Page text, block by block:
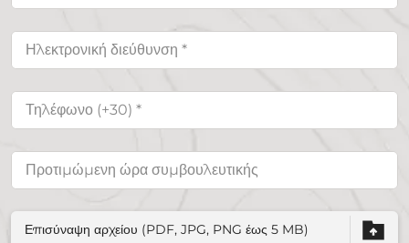
Επισύναψη αρχείου (PDF, JPG, PNG έως 5 MB)